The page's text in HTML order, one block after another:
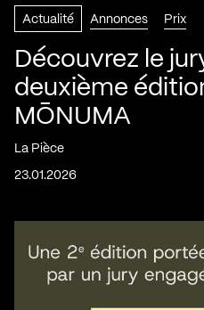
Actualité Annonces Prix
Découvrez le
deuxième
MŌNUMA
La Pièce
23.01.2026